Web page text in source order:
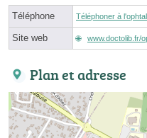
Téléphone Téléphoner à
Site web www.doctolib.fr/
Plan et adresse